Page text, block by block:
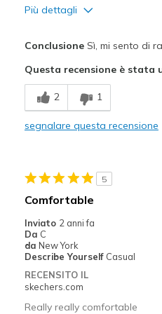
Più dettagli
Comfortable
Stylish
Going Out
Width
Sizing
Feels true
View On Shoes
ConclusioneSì, mi sento di
Questa recensione è stata
2 1
segnalare questa recensione
5
Comfortable
Inviato 2 anni fa
Da C
da New York
Describe Yourself Casual
RECENSITO IL
skechers.com
Really really comfortable